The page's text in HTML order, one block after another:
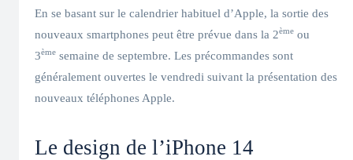
En se basant sur le calendrier habituel d’Apple, la sortie des
nouveaux smartphones peut être prévue dans la 2ème ou
3ème semaine de septembre. Les précommandes sont
généralement ouvertes le vendredi suivant la présentation des
nouveaux téléphones Apple.
Le design de l’iPhone 14